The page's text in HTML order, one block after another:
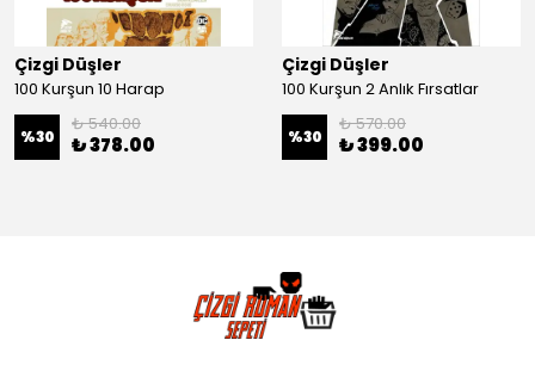
Çizgi Düşler
100 Kurşun 10 Harap
%30
₺ 540.00
₺ 378.00
Çizgi Düşler
100 Kurşun 2 Anlık Fırsatlar
%30
₺ 570.00
₺ 399.00